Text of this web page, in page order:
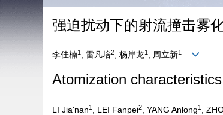
强迫扰动下的射流撞击雾
李佳楠1 , 雷凡培2, 杨岸龙1 , 周立新1
Atomization
LI Jia'nan1 , LEI Fanpei2 , YANG Anlong1 ,